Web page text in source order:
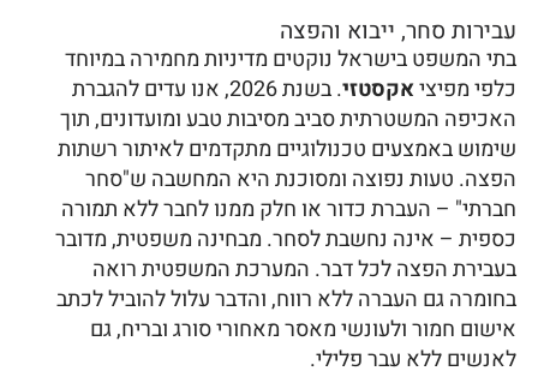
עבירות סחר, ייבוא והפצה
בתי המשפט בישראל נוקטים מדיניות מחמירה במיוחד
כלפי מפיציאקסטזי
. בשנת 2026, אנו עדים להגברת
האכיפה המשטרתית סביב מסיבות טבע ומועדונים, תוך
שימוש באמצעים טכנולוגיים מתקדמים לאיתור רשתות
הפצה. טעות נפוצה ומסוכנת היא המחשבה ש"סחר
חברתי" – העברת כדור או חלק ממנו לחבר ללא תמורה
כספית – אינה נחשבת לסחר. מבחינה משפטית, מדובר
בעבירת הפצה לכל דבר. המערכת המשפטית רואה
בחומרה גם העברה ללא רווח, והדבר עלול להוביל לכתב
אישום חמור ולעונשי מאסר מאחורי סורג ובריח, גם
לאנשים ללא עבר פלילי.